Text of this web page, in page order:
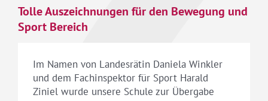
Tolle Auszeichnungen für den Bewegung und
Sport Bereich
Im Namen von Landesrätin Daniela Winkler
und dem Fachinspektor für Sport Harald
Ziniel wurde unsere Schule zur Übergabe